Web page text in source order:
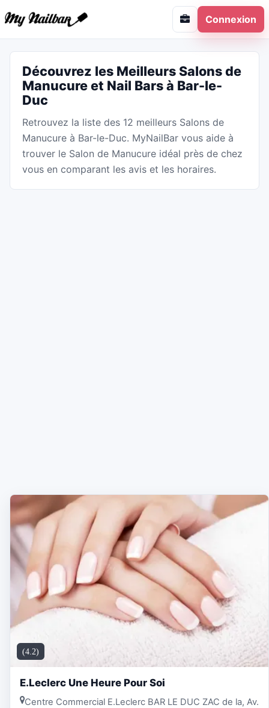
Connexion
Découvrez les Meilleurs Salons de
Manucure et Nail Bars à Bar-le-
Duc
Retrouvez la liste des 12 meilleurs Salons de
Manucure à Bar-le-Duc. MyNailBar vous aide à
trouver le Salon de Manucure idéal près de chez
vous en comparant les avis et les horaires.
(4.2)
E.Leclerc Une Heure Pour Soi
Centre Commercial E.Leclerc BAR LE DUC ZAC de la, Av.